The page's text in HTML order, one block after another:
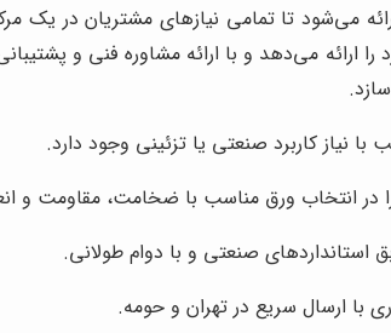
می‌شود تا تمامی نیازهای مشتریان در یک
ارائه می‌دهد و با ارائه مشاوره فنی و
نیاز کاربرد صنعتی یا تزئینی وجود دارد.
در انتخاب ورق مناسب با ضخامت، مقاومت و
استانداردهای صنعتی و با دوام طولانی.
ارسال سریع در تهران و حومه.